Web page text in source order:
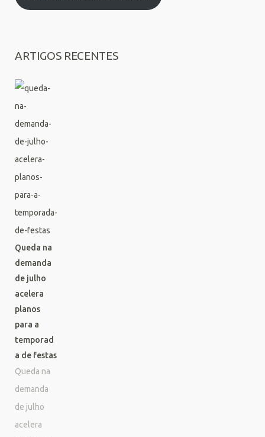
ARTIGOS RECENTES
Queda na
demanda
de julho
acelera
planos
para a
temporad
a de festas
Queda na
demanda
de julho
acelera